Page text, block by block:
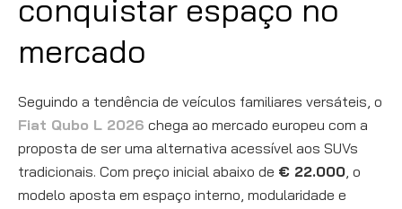
conquistar espaço no
mercado
Seguindo a tendência de veículos familiares versáteis, o
Fiat Qubo L 2026 chega ao mercado europeu com a
proposta de ser uma alternativa acessível aos SUVs
tradicionais. Com preço inicial abaixo de € 22.000, o
modelo aposta em espaço interno, modularidade e